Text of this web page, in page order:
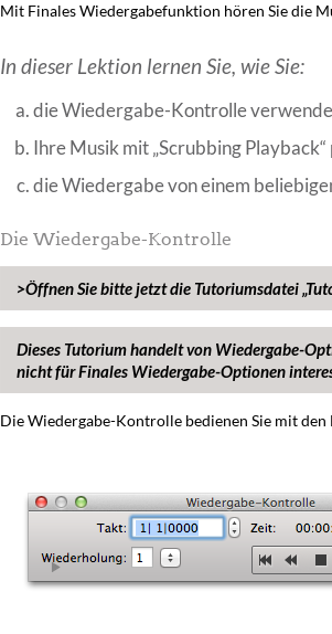
Mit Finales Wiedergabefunktion hören Sie die
In dieser Lektion lernen Sie, wie Sie:
die Wiedergabe-Kontrolle
Ihre Musik mit „Scrubbing Playback“
die Wiedergabe von einem
Die Wiedergabe-Kontrolle
>Öffnen Sie bitte jetzt die Tutoriumsdatei
Dieses Tutorium handelt von Wiedergabe-
nicht für Finales Wiedergabe-Optionen
Die Wiedergabe-Kontrolle bedienen Sie mit